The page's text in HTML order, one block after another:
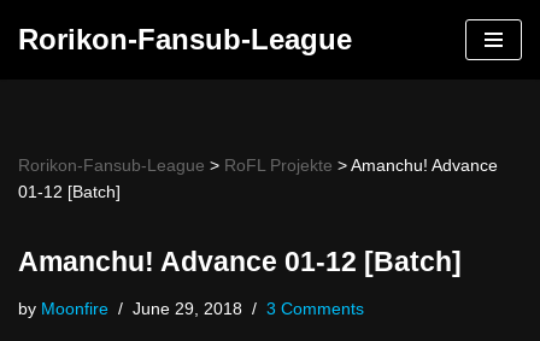
Rorikon-Fansub-League
Rorikon-Fansub-League > RoFL Projekte >Amanchu! Advance
01-12 [Batch]
Amanchu! Advance 01-12 [Batch]
by Moonfire June 29, 2018 3 Comments